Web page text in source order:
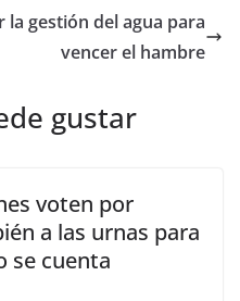
gestión del agua para
vencer el hambre
gustar
voten por
a las urnas para
se cuenta